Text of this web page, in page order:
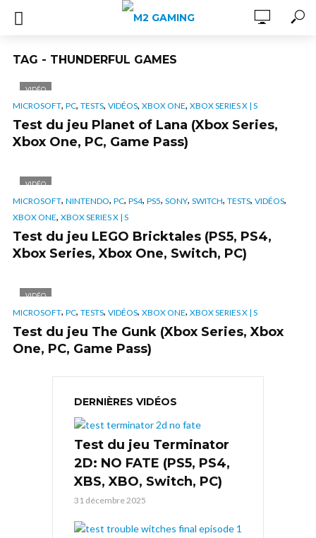
TAG - THUNDERFUL GAMES
VIDÉO
MICROSOFT, PC, TESTS, VIDÉOS, XBOX ONE, XBOX SERIES X | S
Test du jeu Planet of Lana (Xbox Series,
Xbox One, PC, Game Pass)
VIDÉO
MICROSOFT, NINTENDO, PC, PS4, PS5, SONY, SWITCH, TESTS, VIDÉOS,
XBOX ONE, XBOX SERIES X | S
Test du jeu LEGO Bricktales (PS5, PS4,
Xbox Series, Xbox One, Switch, PC)
VIDÉO
MICROSOFT, PC, TESTS, VIDÉOS, XBOX ONE, XBOX SERIES X | S
Test du jeu The Gunk (Xbox Series, Xbox
One, PC, Game Pass)
DERNIÈRES VIDÉOS
Test du jeu Terminator
2D: NO FATE (PS5, PS4,
XBS, XBO, Switch, PC)
31 décembre 2025